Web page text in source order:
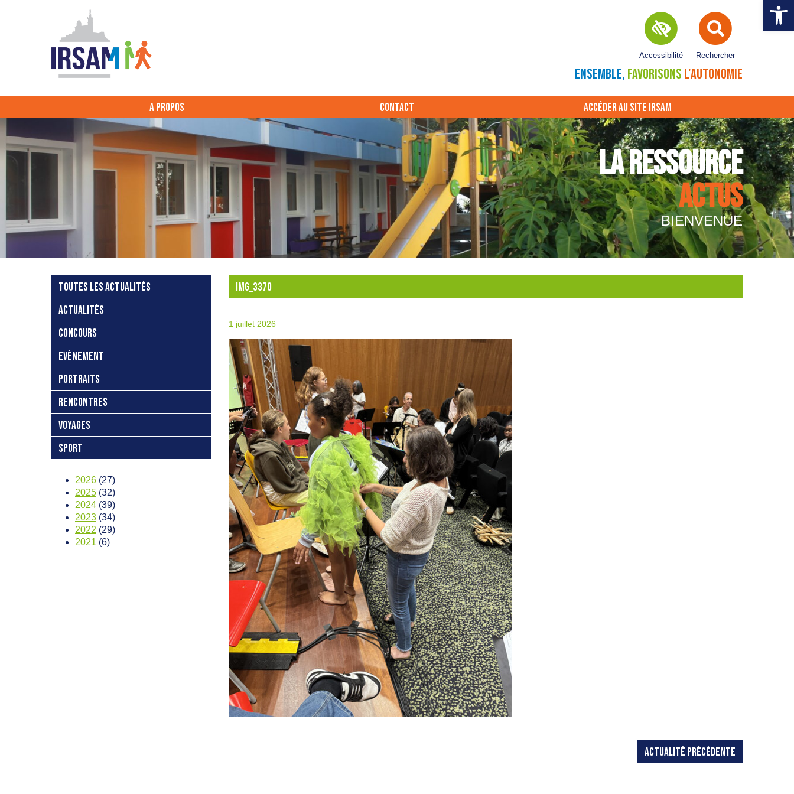
Ouvrir
Rechercher
Accessibilité
ENSEMBLE, FAVORISONS L'AUTONOMIE
A PROPOS CONTACT ACCÉDER AU SITE IRSAM
LA RESSOURCE
ACTUS
BIENVENUE
TOUTES LES ACTUALITÉS
ACTUALITÉS
CONCOURS
EVÈNEMENT
PORTRAITS
RENCONTRES
VOYAGES
SPORT
2026 (27)
2025 (32)
2024 (39)
2023 (34)
2022 (29)
2021 (6)
IMG_3370
1 juillet 2026
ACTUALITÉ PRÉCÉDENTE